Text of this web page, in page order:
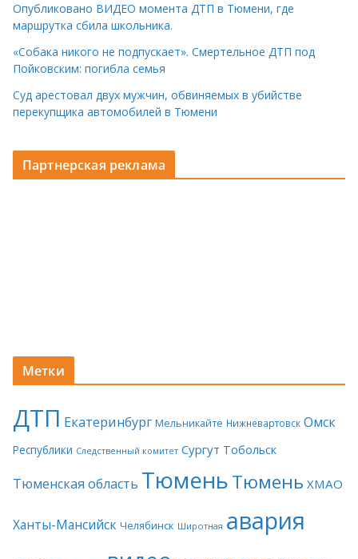
Опубликовано ВИДЕО момента ДТП в Тюмени, где
маршрутка сбила школьника.
«Собака никого не подпускает». Смертельное ДТП под
Пойковским: погибла семья
Суд арестовал двух мужчин, обвиняемых в убийстве
перекупщика автомобилей в Тюмени
Партнерская реклама
Метки
ДТП Екатеринбург Мельникайте Нижневартовск Омск
Республики Следственный комитет Сургут Тобольск
Тюменская область ТюменьТюмень ХМАО
Ханты-Мансийск Челябинск Широтная авария